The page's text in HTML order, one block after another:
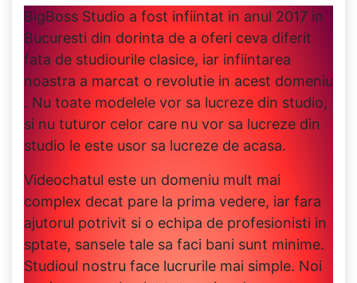
BigBoss Studio a fost infiintat in anul 2017 in
Bucuresti din dorinta de a oferi ceva diferit
fata de studiourile clasice, iar infiintarea
noastra a marcat o revolutie in acest domeniu
. Nu toate modelele vor sa lucreze din studio,
si nu tuturor celor care nu vor sa lucreze din
studio le este usor sa lucreze de acasa.
Videochatul este un domeniu mult mai
complex decat pare la prima vedere, iar fara
ajutorul potrivit si o echipa de profesionisti in
sptate, sansele tale sa faci bani sunt minime.
Studioul nostru face lucrurile mai simple. Noi